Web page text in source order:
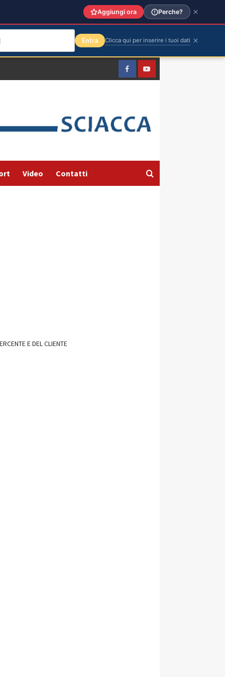
FacebookYountube
Video Contatti
E DEL CLIENTE
Aggiungi ora Perche?
Entra Clicca qui per inserire i tuoi dati